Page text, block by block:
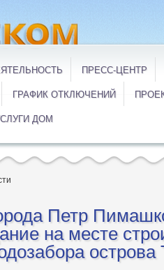
ПРЕСС-ЦЕНТР
ГРАФИК ОТКЛЮЧЕНИЙ
ДОМ
Петр
на месте